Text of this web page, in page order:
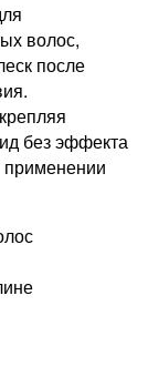
волос,
после
без эффекта
применении